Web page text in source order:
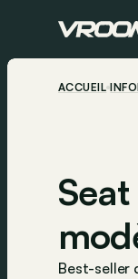
ACCUEIL
Best-seller